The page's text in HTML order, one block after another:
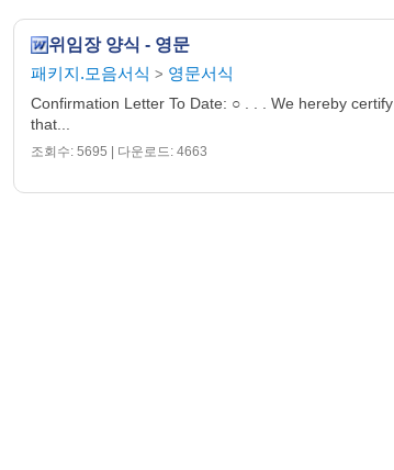
위임장 양식 - 영문
패키지.모음서식 > 영문서식
Confirmation Letter To Date: ○ . . . We hereby certify
that...
조회수: 5695 | 다운로드: 4663